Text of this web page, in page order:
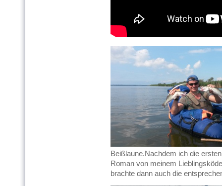
Beißlaune.Nachdem ich die
Roman von meinem
brachte dann auch die